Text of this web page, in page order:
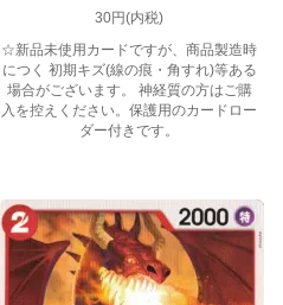
30円(内税)
☆新品未使用カードですが、商品製造時
につく 初期キズ(線の痕・角すれ)等ある
場合がございます。 神経質の方はご購
入を控えください。保護用のカードロー
ダー付きです。